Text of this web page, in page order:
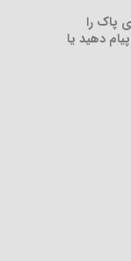
پاک را
دهید یا